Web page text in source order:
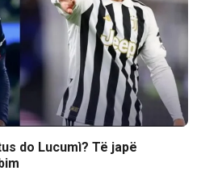
do Lucumì? Të japë